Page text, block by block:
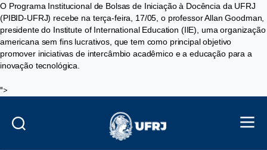
O Programa Institucional de Bolsas de Iniciação à Docência da UFRJ
(PIBID-UFRJ) recebe na terça-feira, 17/05, o professor Allan Goodman,
presidente do Institute of International Education (IIE), uma organização
americana sem fins lucrativos, que tem como principal objetivo
promover iniciativas de intercâmbio acadêmico e a educação para a
inovação tecnológica.
">